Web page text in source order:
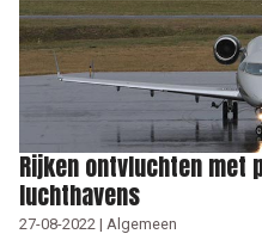
Rijken ontvluchten met
luchthavens
27-08-2022 | Algemeen